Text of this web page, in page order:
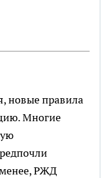
новые правила
Многие
менее, РЖД